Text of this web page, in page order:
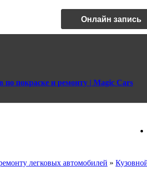
Онлайн запись
легковых автомобилей »